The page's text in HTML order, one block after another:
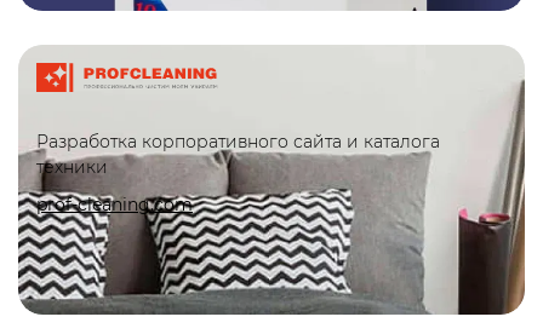
Разработка корпоративного сайта и каталога
техники
prof-cleaning.com